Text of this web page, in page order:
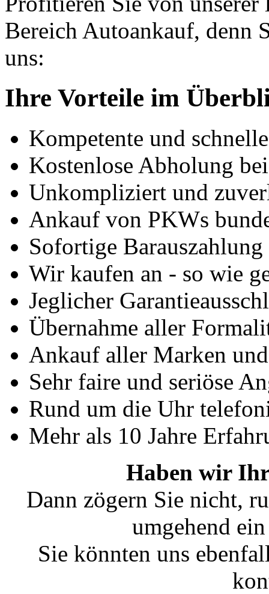
Bereich Autoankauf, denn
uns:
Ihre Vorteile im
Kompetente und
Kostenlose Abholung
Unkompliziert und
Ankauf von PKWs
Sofortige
Wir kaufen an - so wie
Jeglicher
Übernahme aller
Ankauf aller Marken
Sehr faire und seriöse
Rund um die Uhr
Mehr als 10 Jahre
Haben wir Ihr
Dann zögern Sie nicht,
umgehend
Sie könnten uns